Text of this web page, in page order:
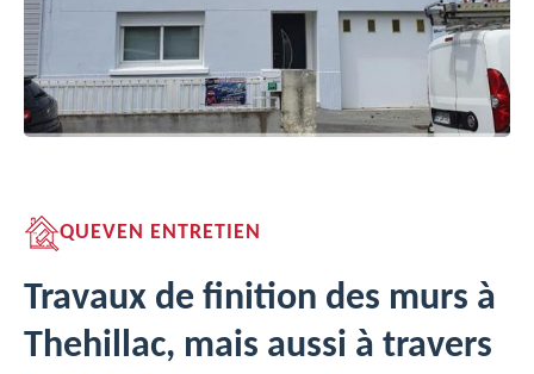
QUEVEN ENTRETIEN
Travaux de finition des murs à
Thehillac, mais aussi à travers